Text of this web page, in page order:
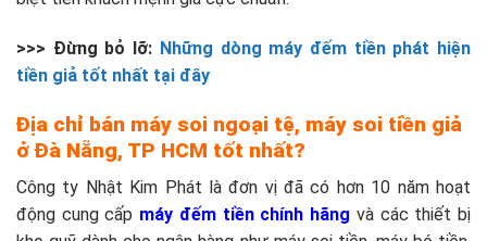
>>> Đừng bỏ lỡ: Những dòng máy đếm tiền phát hiện
tiền giả tốt nhất tại đây
Địa chỉ bán máy soi ngoại tệ, máy soi tiền giả
ở Đà Nẵng, TP HCM tốt nhất?
Công ty Nhật Kim Phát là đơn vị đã có hơn 10 năm hoạt
động cung cấp máy đếm tiền chính hãng và các thiết bị